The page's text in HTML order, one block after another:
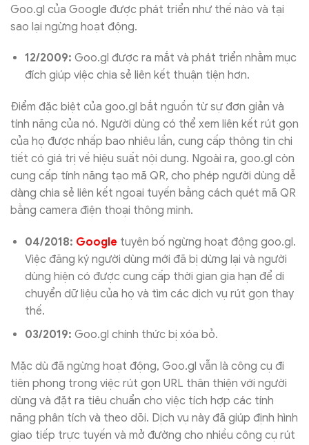
Goo.gl của Google được phát triển như thế nào và tại
sao lại ngừng hoạt động.
12/2009: Goo.gl được ra mắt và phát triển nhằm mục
đích giúp việc chia sẻ liên kết thuận tiện hơn.
Điểm đặc biệt của goo.gl bắt nguồn từ sự đơn giản và
tính năng của nó. Người dùng có thể xem liên kết rút gọn
của họ được nhấp bao nhiêu lần, cung cấp thông tin chi
tiết có giá trị về hiệu suất nội dung. Ngoài ra, goo.gl còn
cung cấp tính năng tạo mã QR, cho phép người dùng dễ
dàng chia sẻ liên kết ngoại tuyến bằng cách quét mã QR
bằng camera điện thoại thông minh.
04/2018: Google tuyên bố ngừng hoạt động goo.gl.
Việc đăng ký người dùng mới đã bị dừng lại và người
dùng hiện có được cung cấp thời gian gia hạn để di
chuyển dữ liệu của họ và tìm các dịch vụ rút gọn thay
thế.
03/2019: Goo.gl chính thức bị xóa bỏ.
Mặc dù đã ngừng hoạt động, Goo.gl vẫn là công cụ đi
tiên phong trong việc rút gọn URL thân thiện với người
dùng và đặt ra tiêu chuẩn cho việc tích hợp các tính
năng phân tích và theo dõi. Dịch vụ này đã giúp định hình
giao tiếp trực tuyến và mở đường cho nhiều công cụ rút